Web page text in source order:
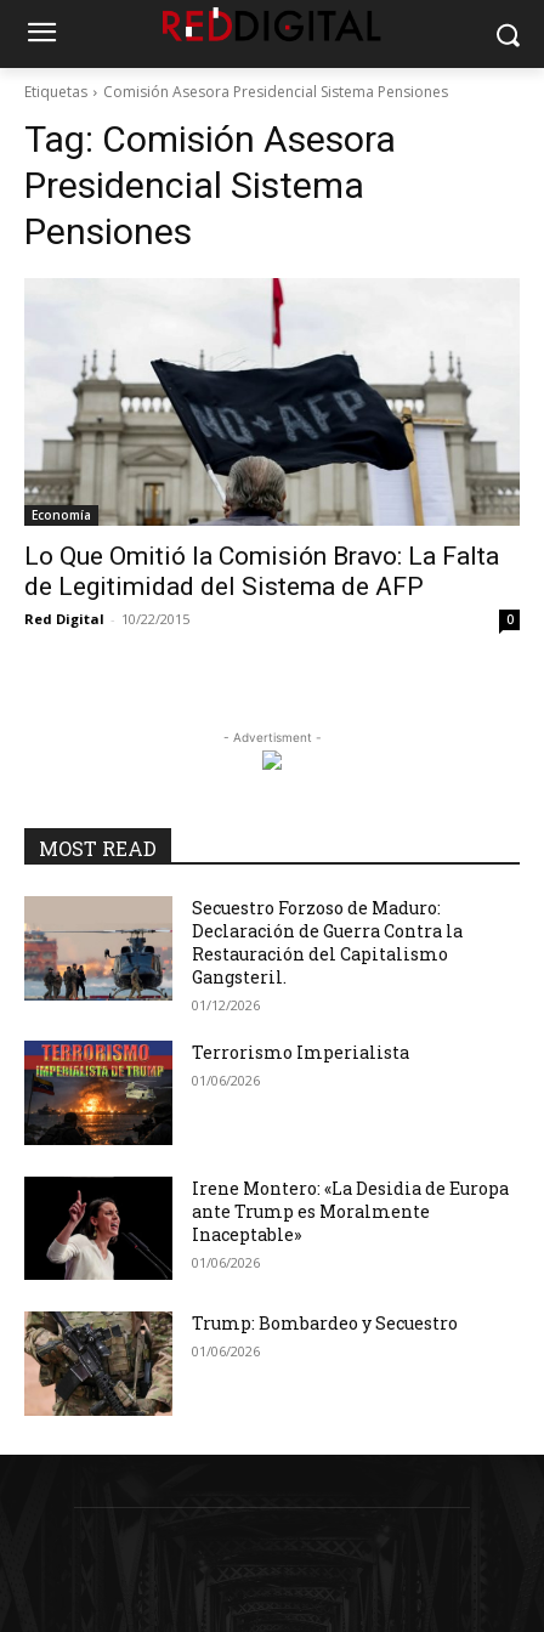
Etiquetas Comisión Asesora Presidencial Sistema Pensiones
Tag: Comisión Asesora
Presidencial Sistema
Pensiones
Economía
Lo Que Omitió la Comisión Bravo: La Falta
de Legitimidad del Sistema de AFP
Red Digital - 10/22/2015 0
- Advertisment -
MOST READ
Secuestro Forzoso de Maduro:
Declaración de Guerra Contra la
Restauración del Capitalismo
Gangsteril.
01/12/2026
Terrorismo Imperialista
01/06/2026
Irene Montero: «La Desidia de Europa
ante Trump es Moralmente
Inaceptable»
01/06/2026
Trump: Bombardeo y Secuestro
01/06/2026